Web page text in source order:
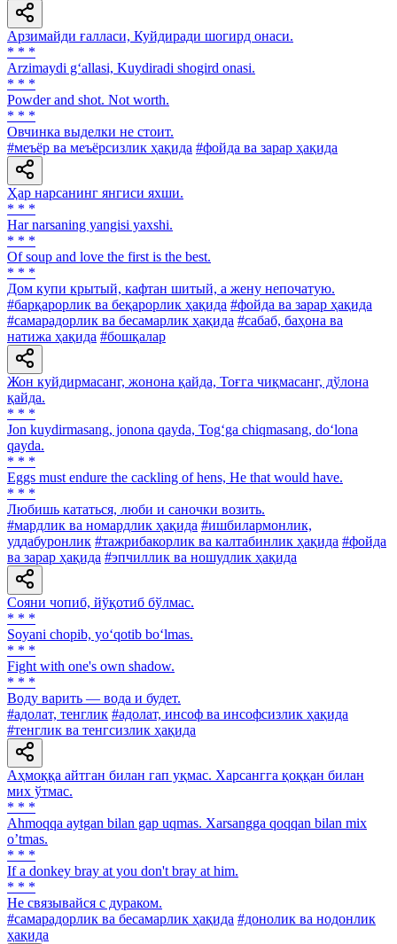
Арзимайди ғалласи, Куйдиради шогирд онаси.
* * *
Arzimaydi g‘allasi, Kuydiradi shogird onasi.
* * *
Powder and shot. Not worth.
* * *
Овчинка выделки не стоит.
#меъёр ва меъёрсизлик ҳақида #фойда ва зарар ҳақида
Ҳар нарсанинг янгиси яхши.
* * *
Har narsaning yangisi yaxshi.
* * *
Of soup and love the first is the best.
* * *
Дом купи крытый, кафтан шитый, а жену непочатую.
#барқарорлик ва беқарорлик ҳақида #фойда ва зарар ҳақида
#самарадорлик ва бесамарлик ҳақида #сабаб, баҳона ва
натижа ҳақида #бошқалар
Жон куйдирмасанг, жонона қайда, Тоғга чиқмасанг, дўлона
қайда.
* * *
Jon kuydirmasang, jonona qayda, Tog‘ga chiqmasang, do‘lona
qayda.
* * *
Eggs must endure the cackling of hens, He that would have.
* * *
Любишь кататься, люби и саночки возить.
#мардлик ва номардлик ҳақида #ишбилармонлик,
уддабуронлик #тажрибакорлик ва калтабинлик ҳақида #фойда
ва зарар ҳақида #эпчиллик ва ношудлик ҳақида
Сояни чопиб, йўқотиб бўлмас.
* * *
Soyani chopib, yo‘qotib bo‘lmas.
* * *
Fight with one's own shadow.
* * *
Воду варить — вода и будет.
#адолат, тенглик #адолат, инсоф ва инсофсизлик ҳақида
#тенглик ва тенгсизлик ҳақида
Аҳмоққа айтган билан гап уқмас. Харсангга қоққан билан
мих ўтмас.
* * *
Аhmoqqa aytgan bilan gap uqmas. Xarsangga qoqqan bilan mix
oʼtmas.
* * *
If a donkey bray at you don't bray at him.
* * *
He связывайся с дураком.
#самарадорлик ва бесамарлик ҳақида #донолик ва нодонлик
ҳақида